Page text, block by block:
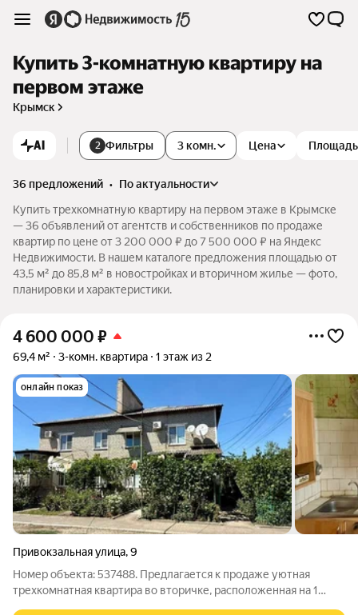
Купить 3-комнатную квартиру на
первом этаже
Крымск
AI 2 Фильтры 3 комн. Цена Площадь
36 предложений •
по актуальности
Купить трехкомнатную квартиру на первом этаже в Крымске
— 36 объявлений от агентств и собственников по продаже
квартир по цене от 3 200 000 ₽ до 7 500 000 ₽ на Яндекс
Недвижимости. В нашем каталоге предложения площадью от
43,5 м² до 85,8 м² в новостройках и вторичном жилье — фото,
планировки и характеристики.
4 600 000 ₽
69,4 м² 3-комн. квартира 1 этаж из 2
онлайн показ
Привокзальная улица,9
Номер объекта: 537488. Предлагается к продаже уютная
трехкомнатная квартира во вторичке, расположенная на 1